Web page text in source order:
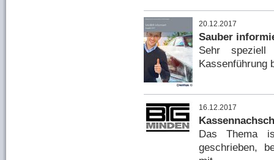
20.12.2017
Sauber
Sehr
Kassenführung
16.12.2017
Das Thema
geschrieben,